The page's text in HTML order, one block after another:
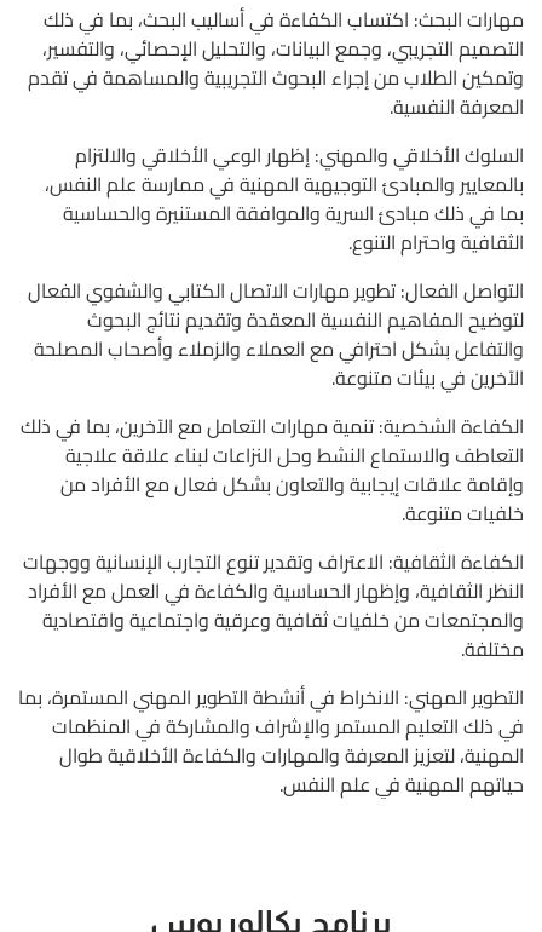
مهارات البحث: اكتساب الكفاءة في أساليب البحث، بما في ذلك
التصميم التجريبي، وجمع البيانات، والتحليل الإحصائي، والتفسير،
وتمكين الطلاب من إجراء البحوث التجريبية والمساهمة في تقدم
المعرفة النفسية.
السلوك الأخلاقي والمهني: إظهار الوعي الأخلاقي والالتزام
بالمعايير والمبادئ التوجيهية المهنية في ممارسة علم النفس،
بما في ذلك مبادئ السرية والموافقة المستنيرة والحساسية
الثقافية واحترام التنوع.
التواصل الفعال: تطوير مهارات الاتصال الكتابي والشفوي الفعال
لتوضيح المفاهيم النفسية المعقدة وتقديم نتائج البحوث
والتفاعل بشكل احترافي مع العملاء والزملاء وأصحاب المصلحة
الآخرين في بيئات متنوعة.
الكفاءة الشخصية: تنمية مهارات التعامل مع الآخرين، بما في ذلك
التعاطف والاستماع النشط وحل النزاعات لبناء علاقة علاجية
وإقامة علاقات إيجابية والتعاون بشكل فعال مع الأفراد من
خلفيات متنوعة.
الكفاءة الثقافية: الاعتراف وتقدير تنوع التجارب الإنسانية ووجهات
النظر الثقافية، وإظهار الحساسية والكفاءة في العمل مع الأفراد
والمجتمعات من خلفيات ثقافية وعرقية واجتماعية واقتصادية
مختلفة.
التطوير المهني: الانخراط في أنشطة التطوير المهني المستمرة، بما
في ذلك التعليم المستمر والإشراف والمشاركة في المنظمات
المهنية، لتعزيز المعرفة والمهارات والكفاءة الأخلاقية طوال
حياتهم المهنية في علم النفس.
برنامج بكالوريوس